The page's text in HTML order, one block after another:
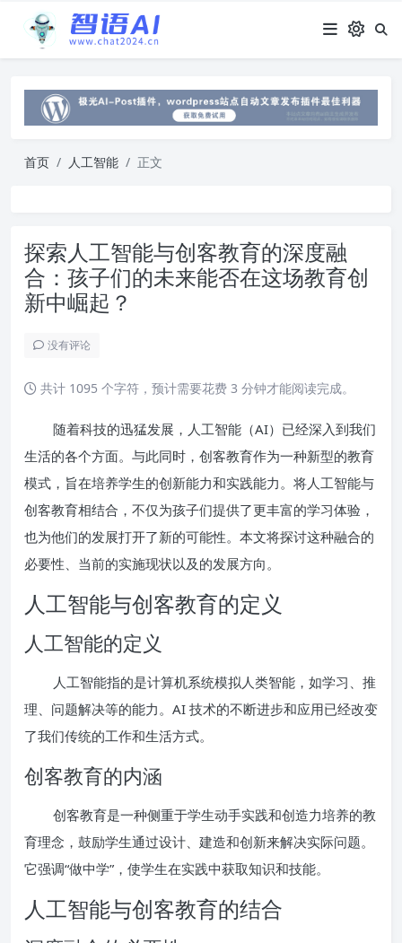
首页 人工智能 正文
探索人工智能与创客教育的深度融
合：孩子们的未来能否在这场教育创
新中崛起？
没有评论
共计 1095 个字符，预计需要花费 3 分钟才能阅读完成。
随着科技的迅猛发展，人工智能（AI）已经深入到我们
生活的各个方面。与此同时，创客教育作为一种新型的教育
模式，旨在培养学生的创新能力和实践能力。将人工智能与
创客教育相结合，不仅为孩子们提供了更丰富的学习体验，
也为他们的发展打开了新的可能性。本文将探讨这种融合的
必要性、当前的实施现状以及的发展方向。
人工智能与创客教育的定义
人工智能的定义
人工智能指的是计算机系统模拟人类智能，如学习、推
理、问题解决等的能力。AI 技术的不断进步和应用已经改变
了我们传统的工作和生活方式。
创客教育的内涵
创客教育是一种侧重于学生动手实践和创造力培养的教
育理念，鼓励学生通过设计、建造和创新来解决实际问题。
它强调“做中学”，使学生在实践中获取知识和技能。
人工智能与创客教育的结合